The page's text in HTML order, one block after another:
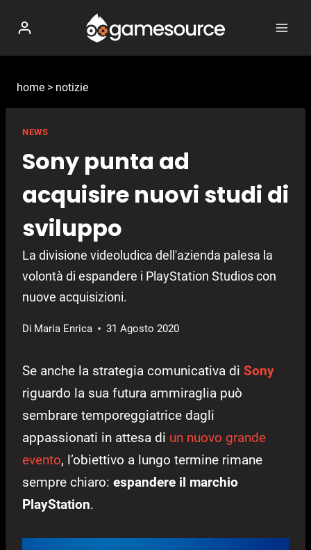
contenuto
home > notizie
NEWS
Sony punta ad
acquisire nuovi studi di
sviluppo
La divisione videoludica dell'azienda palesa la
volontà di espandere i PlayStation Studios con
nuove acquisizioni.
Di Maria Enrica 31 Agosto 2020
Se anche la strategia comunicativa di Sony
riguardo la sua futura ammiraglia può
sembrare temporeggiatrice dagli
appassionati in attesa di un nuovo grande
evento, l’obiettivo a lungo termine rimane
sempre chiaro: espandere il marchio
PlayStation.